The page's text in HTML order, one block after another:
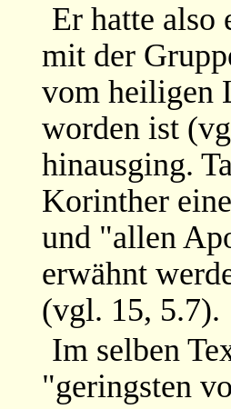
Er hatte also
mit der
vom heiligen
worden ist
hinausging.
Korinther
und "allen
erwähnt
(vgl. 15, 5.7).
Im selben
"geringsten